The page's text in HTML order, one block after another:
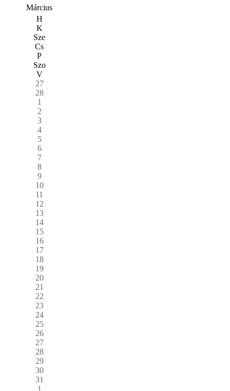
Március
H
K
Sze
Cs
P
Szo
V
27
28
1
2
3
4
5
6
7
8
9
10
11
12
13
14
15
16
17
18
19
20
21
22
23
24
25
26
27
28
29
30
31
1